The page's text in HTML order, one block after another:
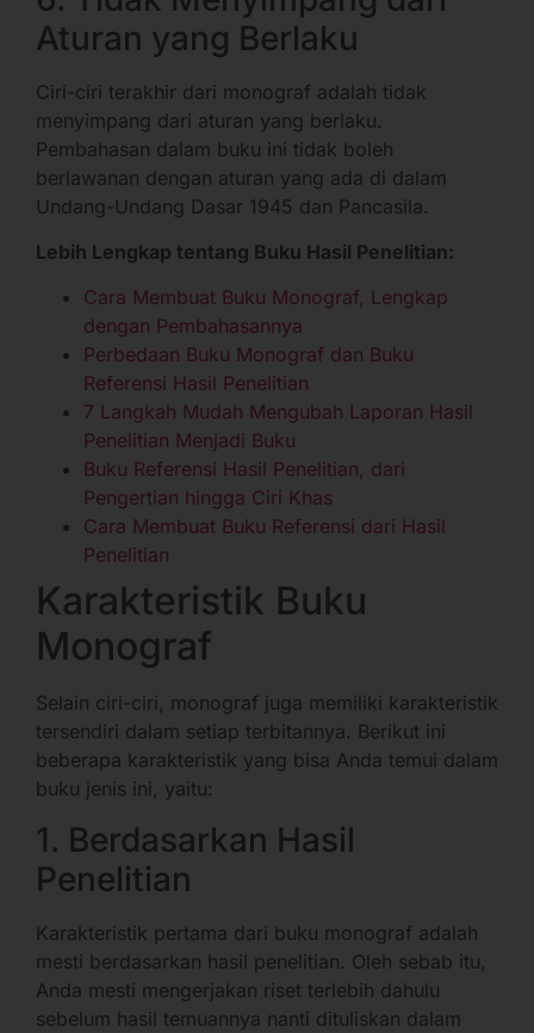
Aturan yang Berlaku
Ciri-ciri terakhir dari monograf adalah tidak
menyimpang dari aturan yang berlaku.
Pembahasan dalam buku ini tidak boleh
berlawanan dengan aturan yang ada di dalam
Undang-Undang Dasar 1945 dan Pancasila.
Lebih Lengkap tentang Buku Hasil Penelitian:
Cara Membuat Buku Monograf, Lengkap
dengan Pembahasannya
Perbedaan Buku Monograf dan Buku
Referensi Hasil Penelitian
7 Langkah Mudah Mengubah Laporan Hasil
Penelitian Menjadi Buku
Buku Referensi Hasil Penelitian, dari
Pengertian hingga Ciri Khas
Cara Membuat Buku Referensi dari Hasil
Penelitian
Karakteristik Buku
Monograf
Selain ciri-ciri, monograf juga memiliki karakteristik
tersendiri dalam setiap terbitannya. Berikut ini
beberapa karakteristik yang bisa Anda temui dalam
buku jenis ini, yaitu:
1. Berdasarkan Hasil
Penelitian
Karakteristik pertama dari buku monograf adalah
mesti berdasarkan hasil penelitian. Oleh sebab itu,
Anda mesti mengerjakan riset terlebih dahulu
sebelum hasil temuannya nanti dituliskan dalam